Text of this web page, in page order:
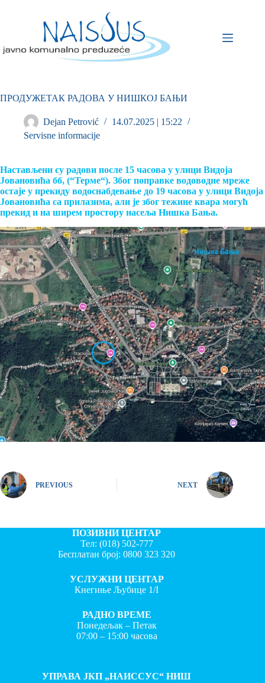
ПРОДУЖЕТАК РАДОВА У НИШКОЈ БАЊИ
Dejan Petrović
14.07.2025 | 15:22
Servisne informacije
Настављени су радови после 15 часова у улици Видоја
Јовановића бб, (“Терме“). Због поправке водоводне мреже
остаје у прекиду водоснабдевање до 19 часова у улици Видоја
Јовановића са прилазима, али је због тежине квара могућ
прекид и на ширем простору насеља Нишка Бања.
PREVIOUS NEXT
ПОЗИВНИ ЦЕНТАР
Тел: (018) 502-777
Бесплатан број:0800 323 320
УСЛУЖНИ ЦЕНТАР
Кнегиње Љубице 1/I
РАДНО ВРЕМЕ
Понедељак – Петак
07:00 – 15:00 часова
УПРАВА ЈКП „НАИССУС“ НИШ